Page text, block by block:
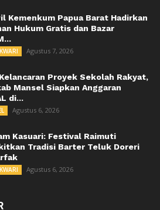
Kemenkum Papua Barat Hadirkan
Hukum Gratis dan Bazar
Agustus 7, 2026
Proyek Sekolah Rakyat,
Mansel Siapkan Anggaran
di...
Agustus 6, 2026
Kasuari: Festival Raimuti
Tradisi Barter Teluk Doreri
Agustus 6, 2026